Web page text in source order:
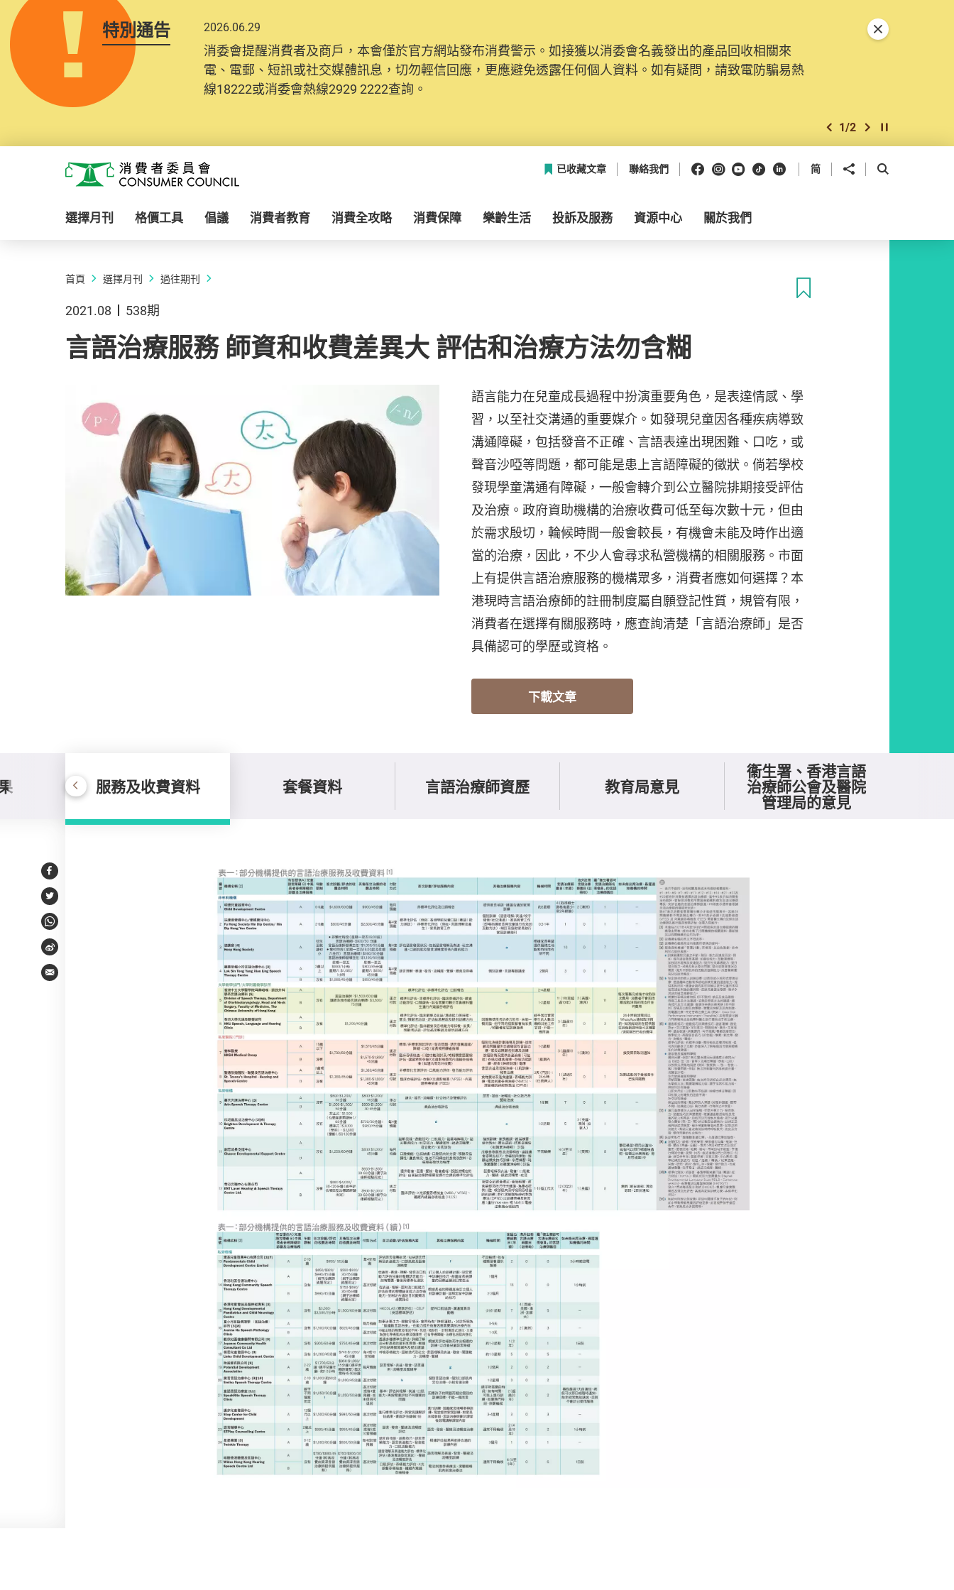
特別通告 2026.06.29
消委會提醒消費者及商戶，本會僅於官方網站發布消費警示。如接獲以消委會名義發出的產品回收相關來
電、電郵、短訊或社交媒體訊息，切勿輕信回應，更應避免透露任何個人資料。如有疑問，請致電防騙易熱
線18222或消委會熱線2929 2222查詢。
上一個
1/2 下一個開始/暫停幻燈
關閉特別通告
消費者委員會
已收藏文章 聯絡我們 Facebook
Instagram
Youtube
抖音領英 简 分享到 開啟搜尋框
選擇月刊 格價工具 倡議 消費者教育 消費全攻略 消費保障 樂齡生活 投訴及服務 資源中心 關於我們
首頁 選擇月刊 過往期刊
2021.08 538期
言語治療服務 師資和收費差異大 評估和治療方法勿含糊
語言能力在兒童成長過程中扮演重要角色，是表達情感、學
習，以至社交溝通的重要媒介。如發現兒童因各種疾病導致
溝通障礙，包括發音不正確、言語表達出現困難、口吃，或
聲音沙啞等問題，都可能是患上言語障礙的徵狀。倘若學校
發現學童溝通有障礙，一般會轉介到公立醫院排期接受評估
及治療。政府資助機構的治療收費可低至每次數十元，但由
於需求殷切，輪候時間一般會較長，有機會未能及時作出適
當的治療，因此，不少人會尋求私營機構的相關服務。市面
上有提供言語治療服務的機構眾多，消費者應如何選擇？本
港現時言語治療師的註冊制度屬自願登記性質，規管有限，
消費者在選擇有關服務時，應查詢清楚「言語治療師」是否
具備認可的學歷或資格。
下載文章
服務及收費資料 套餐資料 言語治療師資歷 教育局意見
衞生署、香港言語
治療師公會及醫院
管理局的意見
Facebook
Twitter
WhatsApp
Weibo
Email
服務及收費資料